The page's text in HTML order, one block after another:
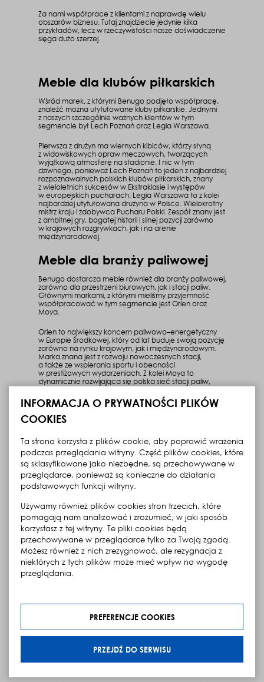
Za nami współprace z klientami z naprawdę wielu
obszarów biznesu. Tutaj znajdziecie jedynie kilka
przykładów, lecz w rzeczywistości nasze doświadczenie
sięga dużo szerzej.
Meble dla klubów piłkarskich
Wśród marek, z którymi Benugo podjęło współpracę,
znaleźć można utytułowane kluby piłkarskie. Jednymi
z naszych szczególnie ważnych klientów w tym
segmencie był Lech Poznań oraz Legia Warszawa.
Pierwsza z drużyn ma wiernych kibiców, którzy słyną
z widowiskowych opraw meczowych, tworzących
wyjątkową atmosferę na stadionie. I nic w tym
dziwnego, ponieważ Lech Poznań to jeden z najbardziej
rozpoznawalnych polskich klubów piłkarskich, znany
z wieloletnich sukcesów w Ekstraklasie i występów
w europejskich pucharach. Legia Warszawa to z kolei
najbardziej utytułowana drużyna w Polsce. Wielokrotny
mistrz kraju i zdobywca Pucharu Polski. Zespół znany jest
z ambitnej gry, bogatej historii i silnej pozycji zarówno
w krajowych rozgrywkach, jak i na arenie
międzynarodowej.
Meble dla branży paliwowej
Benugo dostarcza meble również dla branży paliwowej,
zarówno dla przestrzeni biurowych, jak i stacji paliw.
Głównymi markami, z którymi mieliśmy przyjemność
współpracować w tym segmencie jest Orlen oraz
Moya.
Orlen to największy koncern paliwowo–energetyczny
w Europie Środkowej, który od lat buduje swoją pozycję
zarówno na rynku krajowym, jak i międzynarodowym.
Marka znana jest z rozwoju nowoczesnych stacji,
a także ze wspierania sportu i obecności
w prestiżowych wydarzeniach. Z kolei Moya to
dynamicznie rozwijająca się polska sieć stacji paliw,
która w krótkim czasie zyskała dużą rozpoznawalność
i lojalność kierowców. Jej znakiem rozpoznawczym są
przyjazne, funkcjonalne stacje oraz elastyczne
podejście do klientów.
Stacje telewizyjne
Współpracujemy z podmiotami z różnych sektorów,
w tym również z branży telewizyjnej. Nasze produkty
dostarczaliśmy do m.in.: stacji telewizyjnej TVN oraz TVP.
Pierwsza marka to jedna z największych stacji
telewizyjnych w Polsce, znana z nowoczesnego
podejścia do mediów i popularnych programów
rozrywkowych. Zyskała uznanie dzięki wysokiej jakości
produkcjom, które często wyznaczały nowe trendy
w polskiej telewizji. TVP to zaś najstarsza i największa
publiczna telewizja w kraju, posiadająca bogatą historię
i ogromny dorobek kulturowy. Jest kojarzona z szeroką
ofertą programową (od wydarzeń sportowych
i informacji po produkcje historyczne), które od lat
kształtują obraz polskiej telewizji.
recenzje i opinie na temat tego, jak Benugo podchodzi
do tego, co nazywamy naszą pracą (i pasją).
Galeria
INFORMACJA O PRYWATNOŚCI PLIKÓW
COOKIES
Ta strona korzysta z plików cookie, aby poprawić wrażenia
podczas przeglądania witryny. Część plików cookies, które
są sklasyfikowane jako niezbędne, są przechowywane w
przeglądarce, ponieważ są konieczne do działania
podstawowych funkcji witryny.
Używamy również plików cookies stron trzecich, które
pomagają nam analizować i zrozumieć, w jaki sposób
korzystasz z tej witryny. Te pliki cookies będą
przechowywane w przeglądarce tylko za Twoją zgodą.
Możesz również z nich zrezygnować, ale rezygnacja z
niektórych z tych plików może mieć wpływ na wygodę
przeglądania.
przetwarzanie Twoich danych osobowych dotyczących
Twojej aktywności na naszej stronie. Dane są zbierane w
polityką cookies. Zgoda jest dobrowolna. Możesz jej
odmówić lub ograniczyć jej zakres klikając w "Preferencje
cookies".
PREFERENCJE COOKIES
PRZEJDŹ DO SERWISU